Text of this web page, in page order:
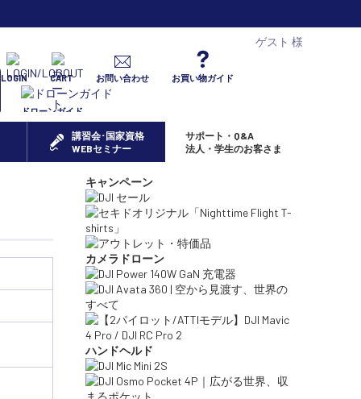
ゲスト 様
LOGIN CART お問い合わせ お買い物ガイド
ドローンガイド
講習会･国家資格
WEBセミナー
サポート・Q&A
法人・学生のお客さま
キャンペーン
カメラドローン
ハンドヘルド